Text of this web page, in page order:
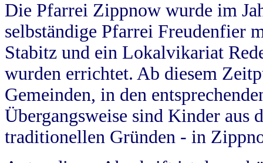
Die Pfarrei Zippnow wurde im
selbständige Pfarrei Freudenfier
Stabitz und ein Lokalvikariat
wurden errichtet. Ab diesem
Gemeinden, in den
Übergangsweise sind Kinder aus
traditionellen Gründen - in